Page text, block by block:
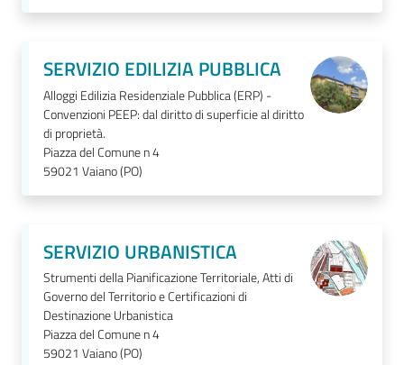
SERVIZIO EDILIZIA PUBBLICA
Alloggi Edilizia Residenziale Pubblica (ERP) -
Convenzioni PEEP: dal diritto di superficie al diritto
di proprietà.
Piazza del Comune n 4
59021 Vaiano (PO)
SERVIZIO URBANISTICA
Strumenti della Pianificazione Territoriale, Atti di
Governo del Territorio e Certificazioni di
Destinazione Urbanistica
Piazza del Comune n 4
59021 Vaiano (PO)